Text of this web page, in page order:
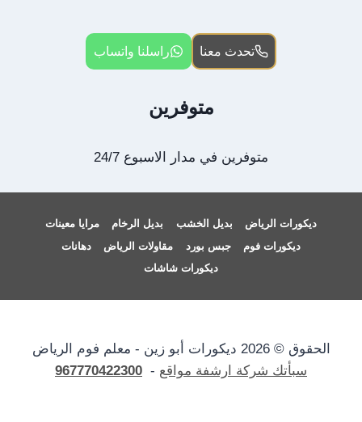
تحدث معنا راسلنا واتساب
متوفرين
متوفرين في مدار الاسبوع 24/7
ديكورات الرياض بديل الخشب بديل الرخام
مرايا معينات
ديكورات فوم
جبس بورد مقاولات الرياض
دهانات
ديكورات شاشات
الحقوق © 2026 ديكورات أبو زين - معلم فوم الرياض
سبأتك شركة ارشفة مواقع -
967770422300